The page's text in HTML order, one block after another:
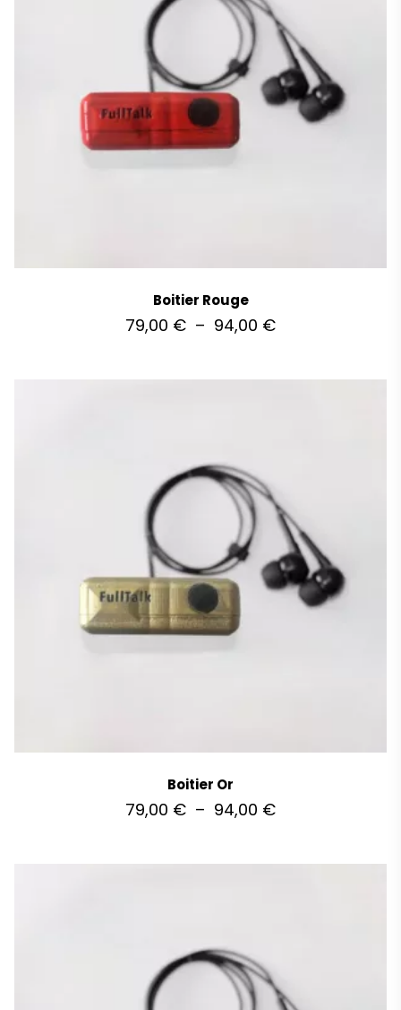
Boitier Rouge
79,00 € – 94,00 €
Boitier Or
79,00 € – 94,00 €